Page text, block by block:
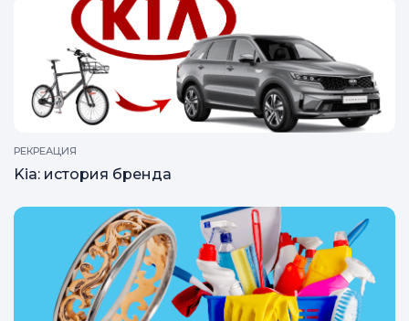
РЕКРЕАЦИЯ
Kia: история бренда